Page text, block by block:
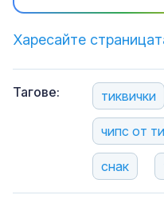
Харесайте
Тагове: тиквички
чипс от
снак